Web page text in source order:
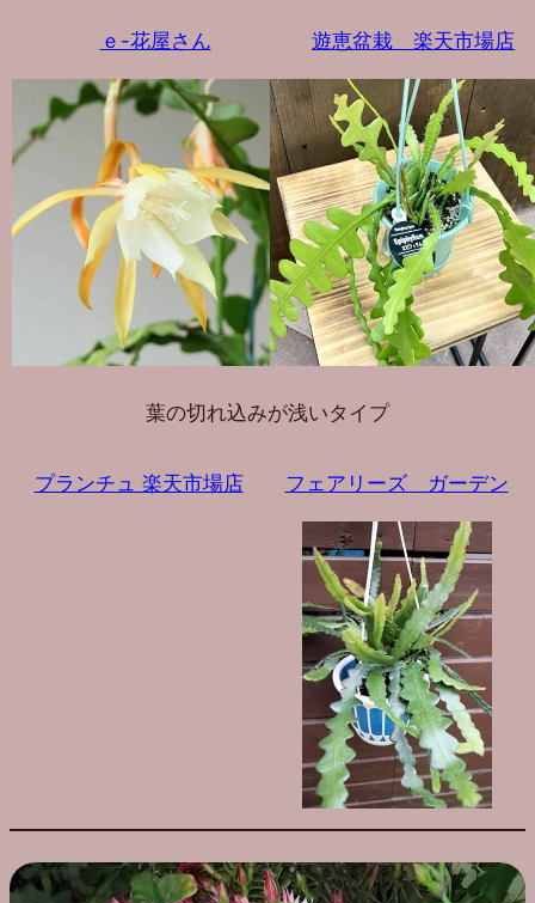
ｅ-花屋さん 遊恵盆栽 楽天市場店
葉の切れ込みが浅いタイプ
プランチュ 楽天市場店 フェアリーズ ガーデン